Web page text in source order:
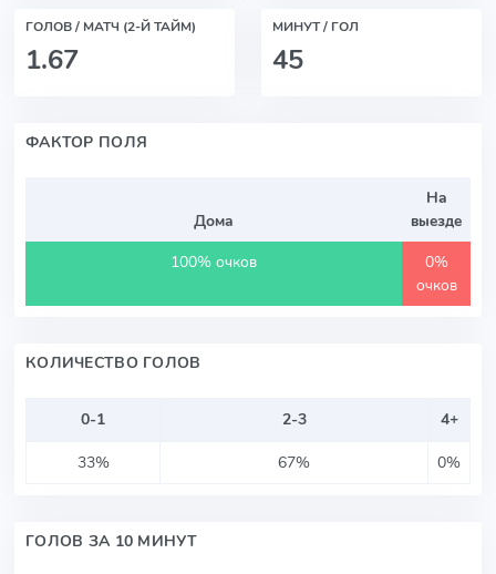
ГОЛОВ / МАТЧ (2-Й ТАЙМ)
1.67
МИНУТ / ГОЛ
45
ФАКТОР ПОЛЯ
Дома
На
выезде
100% очков
0%
очков
КОЛИЧЕСТВО ГОЛОВ
0-1 2-3
4+
33%
67% 0%
ГОЛОВ ЗА 10 МИНУТ